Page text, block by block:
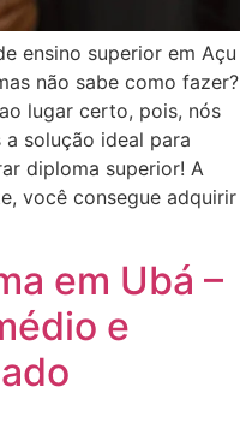
ensino superior em Açu
não sabe como fazer?
lugar certo, pois, nós
solução ideal para
diploma superior! A
você consegue adquirir
em Ubá –
e